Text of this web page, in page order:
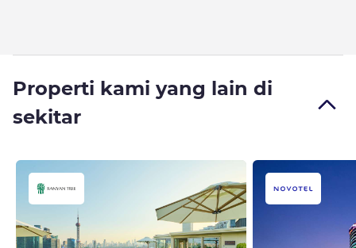
Properti kami yang lain di
sekitar